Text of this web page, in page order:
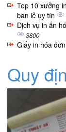
Top 10 xưởng
bán lẻ uy tín
Dịch vụ in ấn
3800
Giấy in hóa
Quy